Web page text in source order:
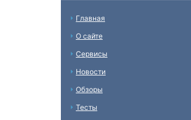
Главная
О сайте
Сервисы
Новости
Обзоры
Тесты